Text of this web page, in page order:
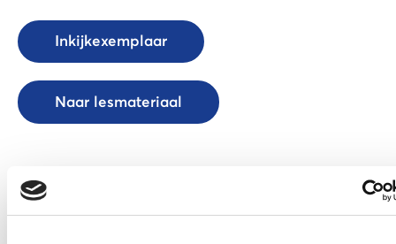
Inkijkexemplaar
Naar lesmateriaal
Deel deze pagina